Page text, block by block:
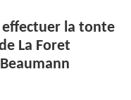
effectuer la tonte
La Foret